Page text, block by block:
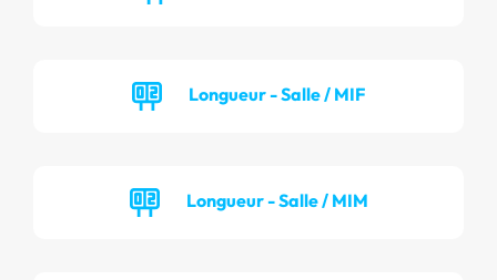
Longueur - Salle / MIF
Longueur - Salle / MIM